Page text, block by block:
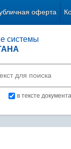
оферта
системы
в тексте документа